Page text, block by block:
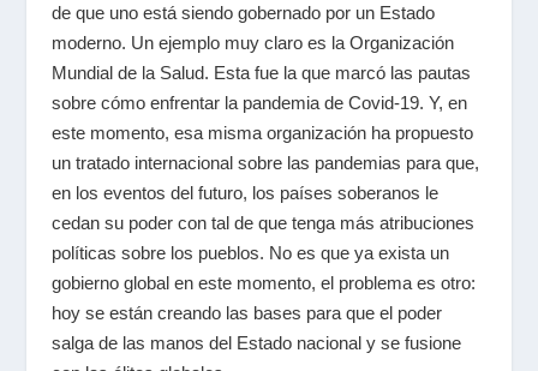
de que uno está siendo gobernado por un Estado
moderno. Un ejemplo muy claro es la Organización
Mundial de la Salud. Esta fue la que marcó las pautas
sobre cómo enfrentar la pandemia de Covid-19. Y, en
este momento, esa misma organización ha propuesto
un tratado internacional sobre las pandemias para que,
en los eventos del futuro, los países soberanos le
cedan su poder con tal de que tenga más atribuciones
políticas sobre los pueblos. No es que ya exista un
gobierno global en este momento, el problema es otro:
hoy se están creando las bases para que el poder
salga de las manos del Estado nacional y se fusione